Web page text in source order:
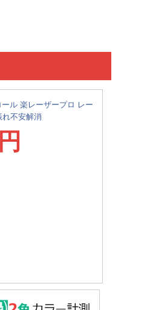
ル 楽レーザープロ レー
不安解消